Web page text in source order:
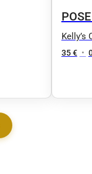
Kelly’s
35 € •